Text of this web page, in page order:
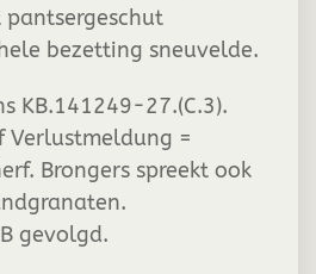
bezetting sneuvelde.
KB.141249-27.(C.3).
Verlustmeldung =
Brongers spreekt ook
gevolgd.